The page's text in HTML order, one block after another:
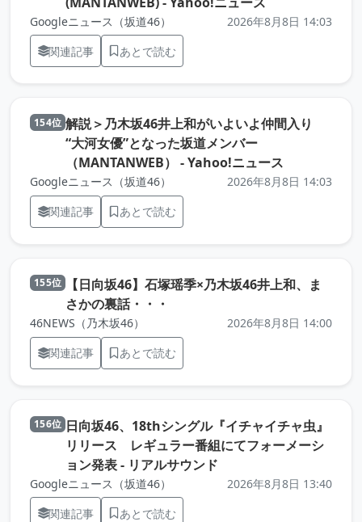
Googleニュース（坂道46）
2026年8月8日 14:03
関連記事
あとで読む
154位 解説＞乃木坂46井上和がいよいよ仲間入り
“大河女優”となった坂道メンバー
（MANTANWEB） - Yahoo!ニュース
Googleニュース（坂道46）
2026年8月8日 14:03
関連記事
あとで読む
155位
【日向坂46】石塚瑶季×乃木坂46井上和、ま
さかの裏話・・・
46NEWS（乃木坂46）
2026年8月8日 14:00
関連記事
あとで読む
156位 日向坂46、18thシングル『イチャイチャ虫』
リリース レギュラー番組にてフォーメーシ
ョン発表 - リアルサウンド
Googleニュース（坂道46）
2026年8月8日 13:40
関連記事
あとで読む